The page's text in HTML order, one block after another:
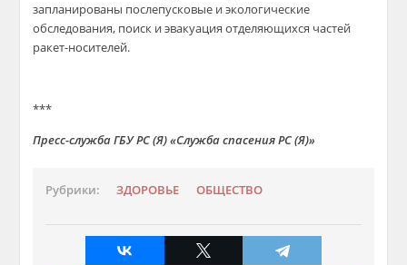
запланированы послепусковые и экологические
обследования, поиск и эвакуация отделяющихся частей
ракет-носителей.
***
Пресс-служба ГБУ РС (Я) «Служба спасения РС (Я)»
Рубрики: ЗДОРОВЬЕ ОБЩЕСТВО